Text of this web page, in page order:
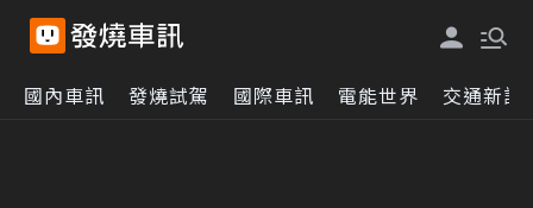
國內車訊 發燒試駕 國際車訊 電能世界 交通新訊